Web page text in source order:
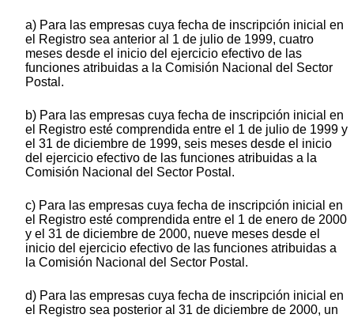
a) Para las empresas cuya fecha de inscripción inicial en
el Registro sea anterior al 1 de julio de 1999, cuatro
meses desde el inicio del ejercicio efectivo de las
funciones atribuidas a la Comisión Nacional del Sector
Postal.
b) Para las empresas cuya fecha de inscripción inicial en
el Registro esté comprendida entre el 1 de julio de 1999 y
el 31 de diciembre de 1999, seis meses desde el inicio
del ejercicio efectivo de las funciones atribuidas a la
Comisión Nacional del Sector Postal.
c) Para las empresas cuya fecha de inscripción inicial en
el Registro esté comprendida entre el 1 de enero de 2000
y el 31 de diciembre de 2000, nueve meses desde el
inicio del ejercicio efectivo de las funciones atribuidas a
la Comisión Nacional del Sector Postal.
d) Para las empresas cuya fecha de inscripción inicial en
el Registro sea posterior al 31 de diciembre de 2000, un